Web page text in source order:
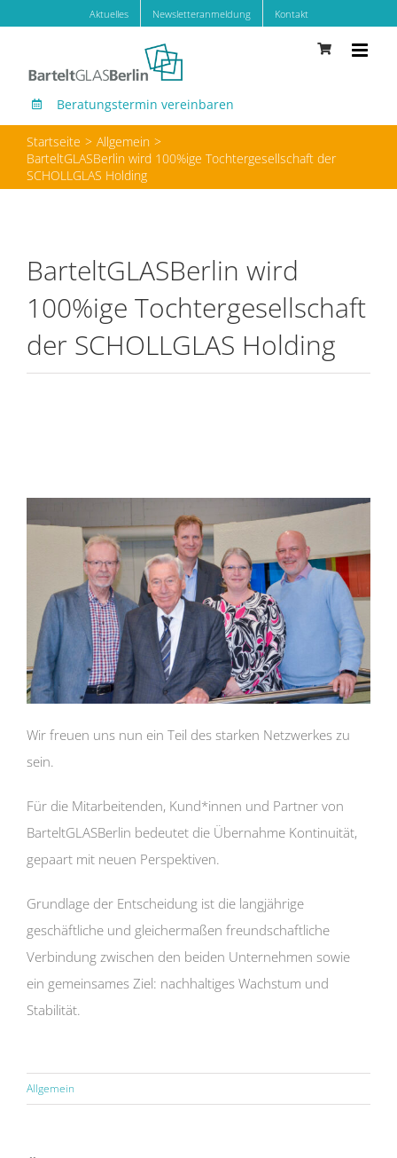
springen
Aktuelles Newsletteranmeldung Kontakt
Beratungstermin vereinbaren
Startseite
Allgemein
BarteltGLASBerlin wird 100%ige Tochtergesellschaft der
SCHOLLGLAS Holding
BarteltGLASBerlin wird
100%ige Tochtergesellschaft
der SCHOLLGLAS Holding
Wir freuen uns nun ein Teil des starken Netzwerkes zu
sein.
Für die Mitarbeitenden, Kund*innen und Partner von
BarteltGLASBerlin bedeutet die Übernahme Kontinuität,
gepaart mit neuen Perspektiven.
Grundlage der Entscheidung ist die langjährige
geschäftliche und gleichermaßen freundschaftliche
Verbindung zwischen den beiden Unternehmen sowie
ein gemeinsames Ziel: nachhaltiges Wachstum und
Stabilität.
Allgemein